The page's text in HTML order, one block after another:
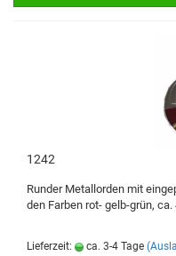
1242
Runder Metallorden mit
den Farben rot- gelb-grün,
Lieferzeit: ca. 3-4 Tage